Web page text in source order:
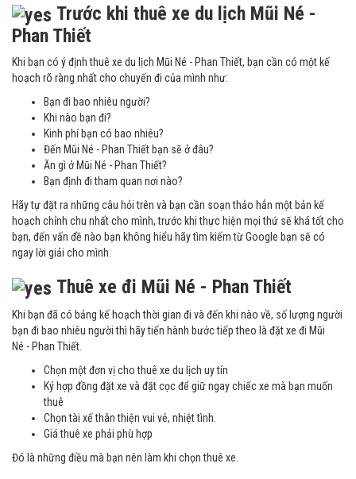
Trước khi thuê xe du lịch Mũi Né -
Phan Thiết
Khi bạn có ý định thuê xe du lịch Mũi Né - Phan Thiết, bạn cần có một kế
hoạch rõ ràng nhất cho chuyến đi của mình như:
Bạn đi bao nhiêu người?
Khi nào bạn đi?
Kinh phí bạn có bao nhiêu?
Đến Mũi Né - Phan Thiết bạn sẽ ở đâu?
Ăn gì ở Mũi Né - Phan Thiết?
Bạn định đi tham quan nơi nào?
Hãy tự đặt ra những câu hỏi trên và bạn cần soạn thảo hẳn một bản kế
hoạch chỉnh chu nhất cho mình, trước khi thực hiện mọi thứ sẽ khá tốt cho
bạn, đến vấn đề nào bạn không hiểu hãy tìm kiếm từ Google bạn sẽ có
ngay lời giải cho mình.
Thuê xe đi Mũi Né - Phan Thiết
Khi bạn đã có bảng kế hoạch thời gian đi và đến khi nào về, số lượng người
bạn đi bao nhiêu người thì hãy tiến hành bước tiếp theo là đặt xe đi Mũi
Né - Phan Thiết.
Chọn một đơn vị cho thuê xe du lịch uy tín
Ký hợp đồng đặt xe và đặt cọc để giữ ngay chiếc xe mà bạn muốn
thuê
Chọn tài xế thân thiện vui vẻ, nhiệt tình.
Giá thuê xe phải phù hợp
Đó là những điều mà bạn nên làm khi chọn thuê xe.